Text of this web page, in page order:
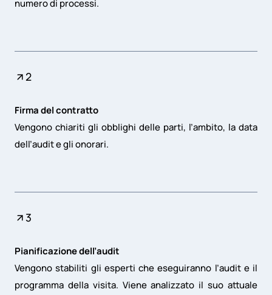
numero di processi.
2
Firma del contratto
Vengono chiariti gli obblighi delle parti, l’ambito, la data
dell’audit e gli onorari.
3
Pianificazione dell’audit
Vengono stabiliti gli esperti che eseguiranno l’audit e il
programma della visita. Viene analizzato il suo attuale